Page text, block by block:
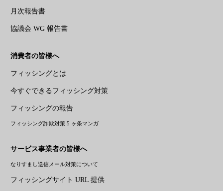
月次報告書
協議会 WG 報告書
消費者の皆様へ
フィッシングとは
今すぐできるフィッシング対策
フィッシングの報告
フィッシング詐欺対策 5 ヶ条マンガ
サービス事業者の皆様へ
なりすまし送信メール対策について
フィッシングサイト URL 提供